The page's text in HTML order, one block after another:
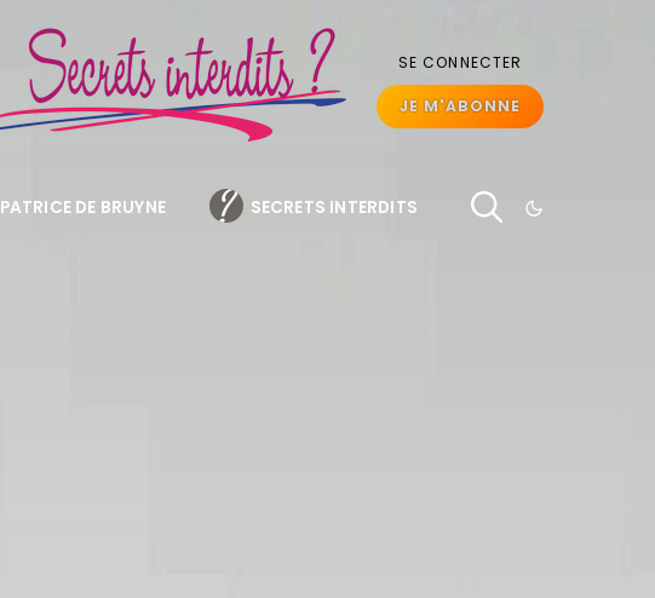
SE CONNECTER
JE M'ABONNE
PATRICE DE BRUYNE SECRETS INTERDITS